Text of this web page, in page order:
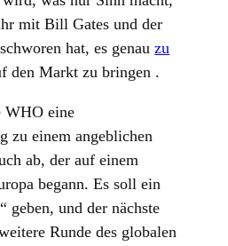
mit Bill Gates und der
hat, es genauzu
den Markt zu bringen .
WHO eine
zu einem angeblichen
ab, der auf einem
begann. Es soll ein
geben, und der nächste
Runde des globalen